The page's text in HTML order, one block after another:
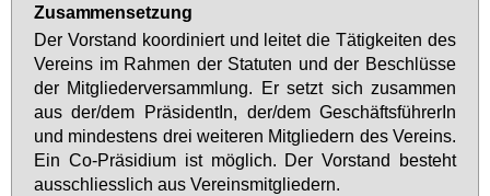
Zusammensetzung
Der Vor­stand ko­or­di­niert und lei­tet die Tä­tig­kei­ten des
Ver­eins im Rah­men der Sta­tu­ten und der Be­schlüs­se
der Mit­glie­der­ver­samm­lung. Er setzt sich zu­sam­men
aus der/dem Prä­si­den­tIn, der/dem Ge­schäfts­füh­re­rIn
und min­des­tens drei wei­te­ren Mit­glie­dern des Ver­eins.
Ein Co-Prä­si­di­um ist mög­lich. Der Vor­stand be­steht
aus­schliess­lich aus Ver­eins­mit­glie­dern.